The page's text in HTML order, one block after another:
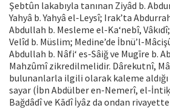
Şebtûn lakabıyla tanınan Ziyâd b.
Yahyâ b. Yahyâ el-Leysî; Irak’ta
Abdullah b. Mesleme el-Ka‘nebî,
Velîd b. Müslim; Medine’de İbnü’l-
Abdullah b. Nâfi‘ es-Sâiğ ve Mugīre b.
Mahzûmî zikredilmelidir. Dârekutnî,
bulunanlarla ilgili olarak kaleme
sayar (İbn Abdülber en-Nemerî, el-
Bağdâdî ve Kādî İyâz da ondan